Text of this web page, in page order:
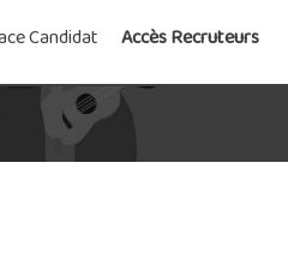
Candidat Accès Recruteurs